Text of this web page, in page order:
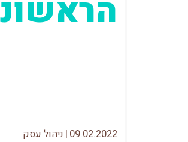
09.02.2022
| ניהול עסק